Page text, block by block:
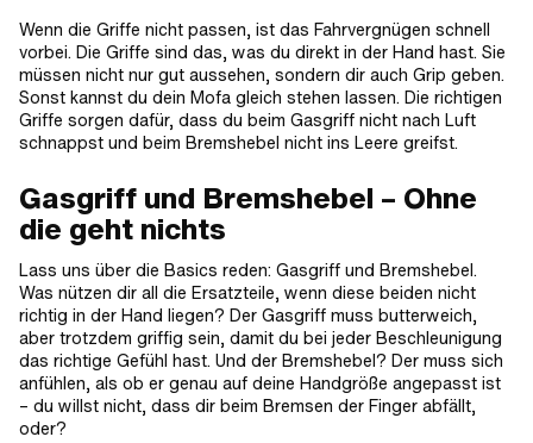
Wenn die Griffe nicht passen, ist das Fahrvergnügen schnell
vorbei. Die Griffe sind das, was du direkt in der Hand hast. Sie
müssen nicht nur gut aussehen, sondern dir auch Grip geben.
Sonst kannst du dein Mofa gleich stehen lassen. Die richtigen
Griffe sorgen dafür, dass du beim Gasgriff nicht nach Luft
schnappst und beim Bremshebel nicht ins Leere greifst.
Gasgriff und Bremshebel – Ohne
die geht nichts
Lass uns über die Basics reden: Gasgriff und Bremshebel.
Was nützen dir all die Ersatzteile, wenn diese beiden nicht
richtig in der Hand liegen? Der Gasgriff muss butterweich,
aber trotzdem griffig sein, damit du bei jeder Beschleunigung
das richtige Gefühl hast. Und der Bremshebel? Der muss sich
anfühlen, als ob er genau auf deine Handgröße angepasst ist
– du willst nicht, dass dir beim Bremsen der Finger abfällt,
oder?